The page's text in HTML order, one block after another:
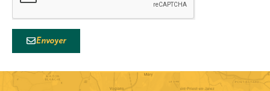
Envoyer